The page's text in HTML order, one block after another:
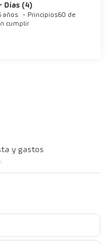
Días (4)
años - Principios60 de
cumplir
y gastos